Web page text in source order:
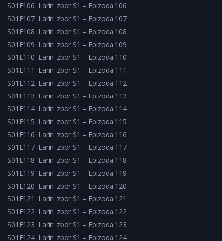
S01E106 Larin izbor S1 – Epizoda 106
S01E107 Larin izbor S1 – Epizoda 107
S01E108 Larin izbor S1 – Epizoda 108
S01E109 Larin izbor S1 – Epizoda 109
S01E110 Larin izbor S1 – Epizoda 110
S01E111 Larin izbor S1 – Epizoda 111
S01E112 Larin izbor S1 – Epizoda 112
S01E113 Larin izbor S1 – Epizoda 113
S01E114 Larin izbor S1 – Epizoda 114
S01E115 Larin izbor S1 – Epizoda 115
S01E116 Larin izbor S1 – Epizoda 116
S01E117 Larin izbor S1 – Epizoda 117
S01E118 Larin izbor S1 – Epizoda 118
S01E119 Larin izbor S1 – Epizoda 119
S01E120 Larin izbor S1 – Epizoda 120
S01E121 Larin izbor S1 – Epizoda 121
S01E122 Larin izbor S1 – Epizoda 122
S01E123 Larin izbor S1 – Epizoda 123
S01E124 Larin izbor S1 – Epizoda 124